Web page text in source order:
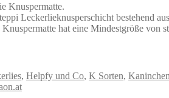
Knuspermatte.
Leckerlieknusperschicht bestehend aus
hat eine Mindestgröße von
, Helpfy und Co, K Sorten,